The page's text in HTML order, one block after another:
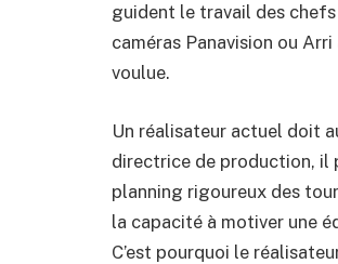
guident le travail des
caméras Panavision ou
voulue.
Un réalisateur actuel doit
directrice de production, il
planning rigoureux des
la capacité à motiver une
C’est pourquoi le